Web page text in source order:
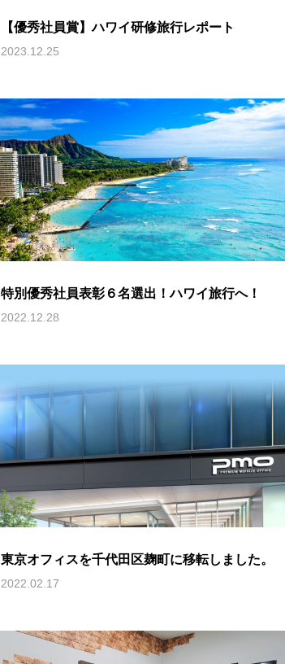
【優秀社員賞】ハワイ研修旅行レポート
2023.12.25
特別優秀社員表彰６名選出！ハワイ旅行へ！
2022.12.28
東京オフィスを千代田区麹町に移転しました。
2022.02.17